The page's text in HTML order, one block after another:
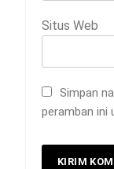
Situs Web
Simpan
peramban ini